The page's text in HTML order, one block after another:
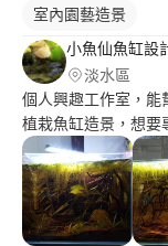
室內園藝造景
小魚仙魚缸設
淡水區
個人興趣工作室，能
植栽魚缸造景，想要